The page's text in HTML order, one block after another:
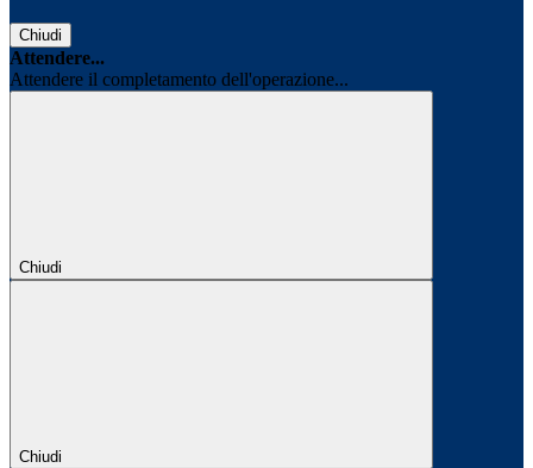
Chiudi
Attendere...
Attendere il completamento dell'operazione...
Chiudi
Chiudi